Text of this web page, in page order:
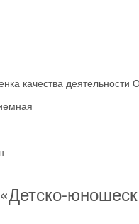
качества деятельности